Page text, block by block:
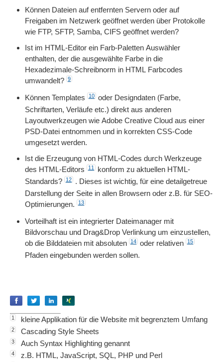
Können Dateien auf entfernten Servern oder auf
Freigaben im Netzwerk geöffnet werden über Protokolle
wie FTP, SFTP, Samba, CIFS geöffnet werden?
Ist im HTML-Editor ein Farb-Paletten Auswähler
enthalten, der die ausgewählte Farbe in die
Hexadezimale-Schreibnorm in HTML Farbcodes
umwandelt? 9
Können Templates 10
Schriftarten, Verläufe etc.) direkt aus anderen
Layoutwerkzeugen wie Adobe Creative Cloud aus einer
PSD-Datei entnommen und in korrekten CSS-Code
umgesetzt werden.
Ist die Erzeugung von HTML-Codes durch Werkzeuge
des HTML-Editors
11
konform zu aktuellen HTML-
Standards?
12
. Dieses ist wichtig, für eine detailgetreue
Darstellung der Seite in allen Browsern oder z.B. für SEO-
Optimierungen.
13
Vorteilhaft ist ein integrierter Dateimanager mit
Bildvorschau und Drag&Drop Verlinkung um einzustellen,
ob die Bilddateien mit absoluten
14 oder relativen 15
Pfaden eingebunden werden sollen.
EmpfehlenEmpfehlenEmpfehlen
1 kleine Applikation für die Website mit begrenztem Umfang
2 Cascading Style Sheets
3 Auch Syntax Highlighting genannt
4 z.B. HTML, JavaScript, SQL, PHP und Perl